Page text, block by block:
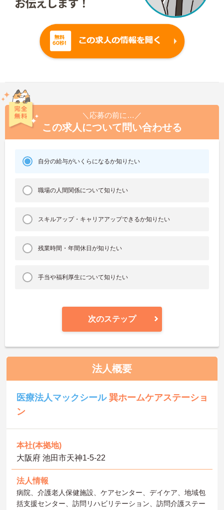
＼応募の前に…／
この求人について問い合わせる
自分の給与がいくらになるか知りたい
職場の人間関係について知りたい
スキルアップ・キャリアアップできるか知りたい
残業時間・年間休日が知りたい
手当や福利厚生について知りたい
次のステップ
法人概要
医療法人マックシール巽ホームケアステーショ
ン
本社(本拠地)
大阪府 池田市天神1‐5‐22
法人情報
病院、介護老人保健施設、ケアセンター、デイケア、地域包
括支援センター、訪問リハビリテーション、訪問介護ステー